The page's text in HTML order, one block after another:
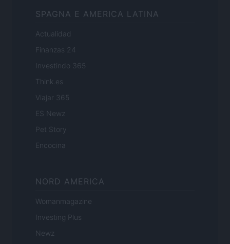
SPAGNA E AMERICA LATINA
Actualidad
Finanzas 24
Investindo 365
Think.es
Viajar 365
ES Newz
Pet Story
Encocina
NORD AMERICA
Womanmagazine
Investing Plus
Newz